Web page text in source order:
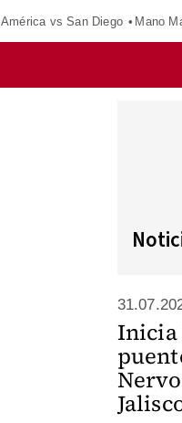
América vs San Diego Mano
Inicia